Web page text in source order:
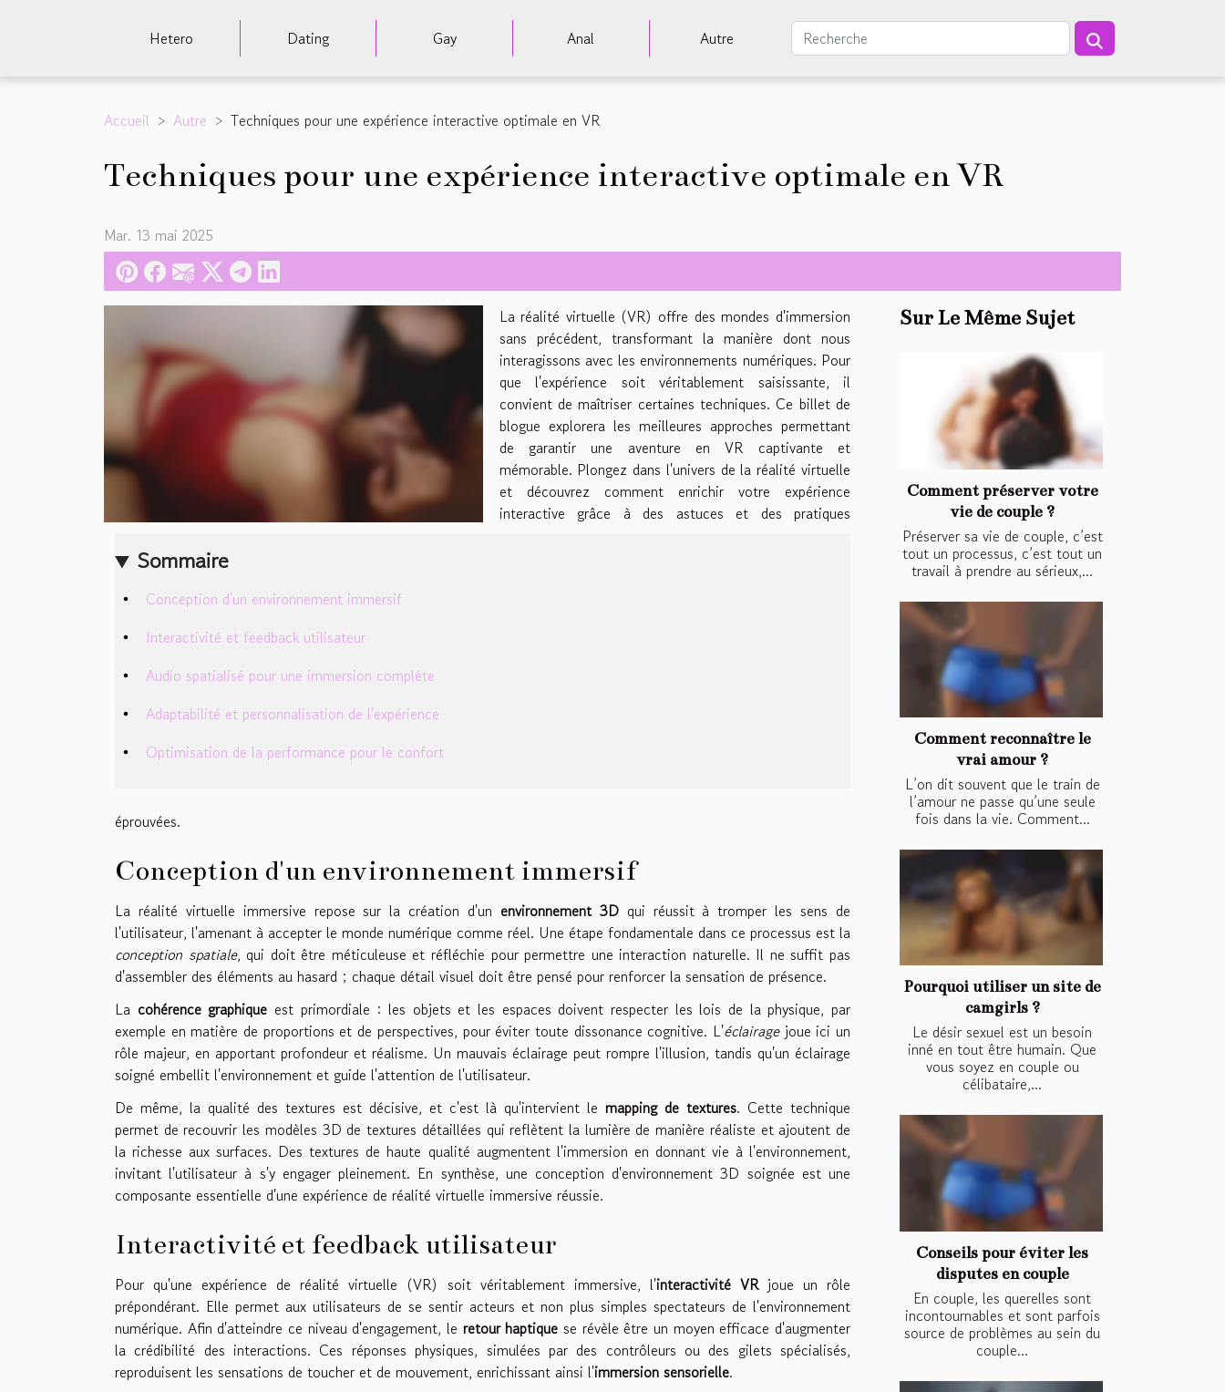
Hetero Dating Gay Anal Autre
Accueil Autre Techniques pour une expérience interactive optimale en VR
Techniques pour une expérience interactive optimale en VR
Mar. 13 mai 2025
Sommaire
Conception d'un environnement immersif
Interactivité et feedback utilisateur
Audio spatialisé pour une immersion complète
Adaptabilité et personnalisation de l'expérience
Optimisation de la performance pour le confort
La réalité virtuelle (VR) offre des mondes d'immersion
sans précédent, transformant la manière dont nous
interagissons avec les environnements numériques. Pour
que l'expérience soit véritablement saisissante, il
convient de maîtriser certaines techniques. Ce billet de
blogue explorera les meilleures approches permettant
de garantir une aventure en VR captivante et
mémorable. Plongez dans l'univers de la réalité virtuelle
et découvrez comment enrichir votre expérience
interactive grâce à des astuces et des pratiques
éprouvées.
Conception d'un environnement immersif
La réalité virtuelle immersive repose sur la création d'un environnement 3Dqui réussit à tromper les sens de
l'utilisateur, l'amenant à accepter le monde numérique comme réel. Une étape fondamentale dans ce processus est la
conception spatiale, qui doit être méticuleuse et réfléchie pour permettre une interaction naturelle. Il ne suffit pas
d'assembler des éléments au hasard ; chaque détail visuel doit être pensé pour renforcer la sensation de présence.
La cohérence graphique est primordiale : les objets et les espaces doivent respecter les lois de la physique, par
exemple en matière de proportions et de perspectives, pour éviter toute dissonance cognitive. L'éclairagejoue ici un
rôle majeur, en apportant profondeur et réalisme. Un mauvais éclairage peut rompre l'illusion, tandis qu'un éclairage
soigné embellit l'environnement et guide l'attention de l'utilisateur.
De même, la qualité des textures est décisive, et c'est là qu'intervient le mapping de textures. Cette technique
permet de recouvrir les modèles 3D de textures détaillées qui reflètent la lumière de manière réaliste et ajoutent de
la richesse aux surfaces. Des textures de haute qualité augmentent l'immersion en donnant vie à l'environnement,
invitant l'utilisateur à s'y engager pleinement. En synthèse, une conception d'environnement 3D soignée est une
composante essentielle d'une expérience de réalité virtuelle immersive réussie.
Interactivité et feedback utilisateur
Pour qu'une expérience de réalité virtuelle (VR) soit véritablement immersive, l'interactivité VRjoue un rôle
prépondérant. Elle permet aux utilisateurs de se sentir acteurs et non plus simples spectateurs de l'environnement
numérique. Afin d'atteindre ce niveau d'engagement, le retour haptique se révèle être un moyen efficace d'augmenter
la crédibilité des interactions. Ces réponses physiques, simulées par des contrôleurs ou des gilets spécialisés,
reproduisent les sensations de toucher et de mouvement, enrichissant ainsi l'immersion sensorielle.
Sur Le Même Sujet
Comment préserver votre
vie de couple ?
Préserver sa vie de couple, c’est
tout un processus, c’est tout un
travail à prendre au sérieux,...
Comment reconnaître le
vrai amour ?
L’on dit souvent que le train de
l’amour ne passe qu’une seule
fois dans la vie. Comment...
Pourquoi utiliser un site de
camgirls ?
Le désir sexuel est un besoin
inné en tout être humain. Que
vous soyez en couple ou
célibataire,...
Conseils pour éviter les
disputes en couple
En couple, les querelles sont
incontournables et sont parfois
source de problèmes au sein du
couple...